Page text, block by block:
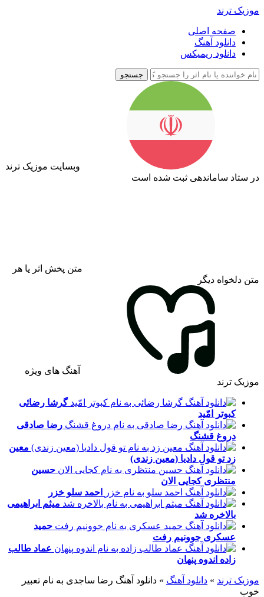
موزیک ترند
صفحه اصلی
دانلود آهنگ
دانلود ریمیکس
جستجو
وبسایت موزیک ترند
در ستاد ساماندهی ثبت شده است
متن پخش اثر یا هر
متن دلخواه دیگر
آهنگ های ویژه
موزیک ترند
گرشا رضائی
کبوتر امّید
رضا صادقی
دروغ قشنگ
معین
زدتو قول دادیا (معین زندی)
حسین
منتظریکجایی الان
احمد سلو خزر
میثم ابراهیمی
بالاخره شد
حمید
عسکری جوونیم رفت
عماد طالب
زاده اندوه پنهان
موزیک ترند » دانلود آهنگ » دانلود آهنگ رضا ساجدی به نام تعبیر
خوب‎